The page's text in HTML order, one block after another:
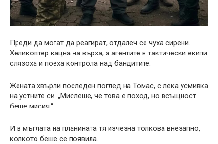
Преди да могат да реагират, отдалеч се чуха сирени.
Хеликоптер кацна на върха, а агентите в тактически екипи
слязоха и поеха контрола над бандитите.
Жената хвърли последен поглед на Томас, с лека усмивка
на устните си. „Мислеше, че това е поход, но всъщност
беше мисия.“
И в мъглата на планината тя изчезна толкова внезапно,
колкото беше се появила.